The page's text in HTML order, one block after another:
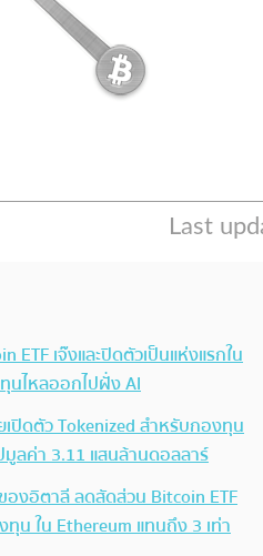
ETF เจ๊งและปิดตัวเป็นแห่งแรกใน
นไหลออกไปฝั่ง AI
เปิดตัว Tokenized สำหรับกองทุน
มูลค่า 3.11 แสนล้านดอลลาร์
งอิตาลี ลดสัดส่วน Bitcoin ETF
น ใน Ethereum แทนถึง 3 เท่า